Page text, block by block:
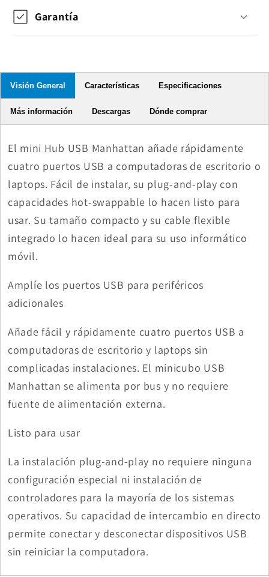
Garantía
Visión General Características Especificaciones
Más información Descargas Dónde comprar
El mini Hub USB Manhattan añade rápidamente
cuatro puertos USB a computadoras de escritorio o
laptops. Fácil de instalar, su plug-and-play con
capacidades hot-swappable lo hacen listo para
usar. Su tamaño compacto y su cable flexible
integrado lo hacen ideal para su uso informático
móvil.
Amplíe los puertos USB para periféricos
adicionales
Añade fácil y rápidamente cuatro puertos USB a
computadoras de escritorio y laptops sin
complicadas instalaciones. El minicubo USB
Manhattan se alimenta por bus y no requiere
fuente de alimentación externa.
Listo para usar
La instalación plug-and-play no requiere ninguna
configuración especial ni instalación de
controladores para la mayoría de los sistemas
operativos. Su capacidad de intercambio en directo
permite conectar y desconectar dispositivos USB
sin reiniciar la computadora.